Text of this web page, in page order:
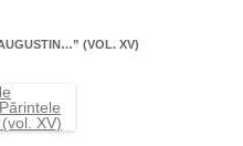
(VOL. XV)